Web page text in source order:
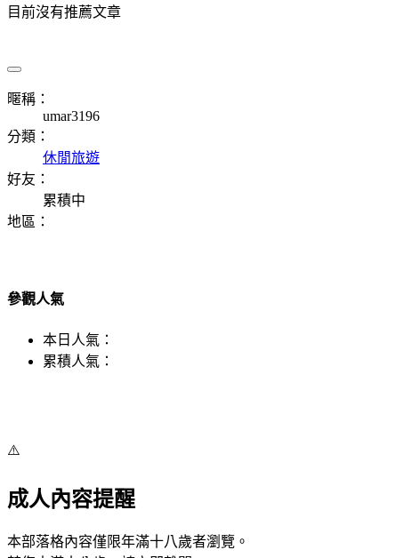
目前沒有推薦文章
暱稱：
umar3196
分類：
休閒旅遊
好友：
累積中
地區：
參觀人氣
本日人氣：
累積人氣：
⚠️
成人內容提醒
本部落格內容僅限年滿十八歲者瀏覽。